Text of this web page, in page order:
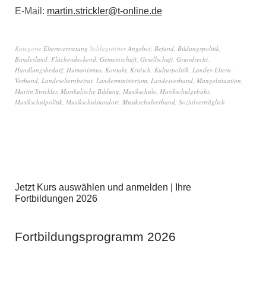
E-Mail: martin.strickler@t-online.de
Kategorie Elternvertretung SchlagwörterAngebot, Befund, Bildungspolitik,
Bundesland, Flächendeckend, Gemeinschaft, Gesellschaft, Grundrecht,
Handlungsbedarf, Humanismus, Kontakt, Kritisch, Kulturpolitik, Landes-Eltern-
Verband, Landeselternbeirat, Landesministerium, Landesverband, Mangelsituation,
Martin Strickler, Musikalische Bildung, Musikschule, Musikschulgebühr,
Musikschulpolitik, Musikschulstandort, Musikschulverband, Sozialverträglich
Jetzt Kurs auswählen und anmelden | Ihre
Fortbildungen 2026
Fortbildungsprogramm 2026